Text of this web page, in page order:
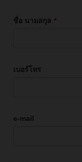
ชื่อ นามสกุล *
เบอร์โทร
e-mail